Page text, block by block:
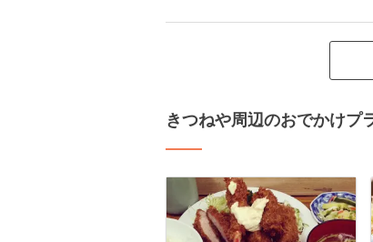
きつねや周辺のおでかけプ